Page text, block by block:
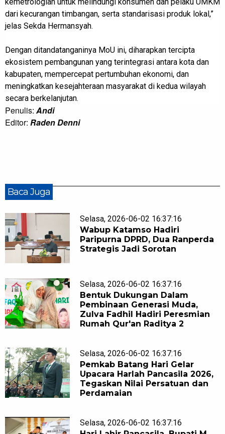
dari kecurangan timbangan, serta standarisasi produk lokal,”
jelas Sekda Hermansyah.
Dengan ditandatanganinya MoU ini, diharapkan tercipta
ekosistem pembangunan yang terintegrasi antara kota dan
kabupaten, mempercepat pertumbuhan ekonomi, dan
meningkatkan kesejahteraan masyarakat di kedua wilayah
secara berkelanjutan.
Penulis: Andi
Editor: Raden Denni
Baca Juga
Selasa, 2026-06-02 16:37:16
Wabup Katamso Hadiri
Paripurna DPRD, Dua Ranperda
Strategis Jadi Sorotan
Selasa, 2026-06-02 16:37:16
Bentuk Dukungan Dalam
Pembinaan Generasi Muda,
Zulva Fadhil Hadiri Peresmian
Rumah Qur'an Raditya 2
Selasa, 2026-06-02 16:37:16
Pemkab Batang Hari Gelar
Upacara Harlah Pancasila 2026,
Tegaskan Nilai Persatuan dan
Perdamaian
Selasa, 2026-06-02 16:37:16